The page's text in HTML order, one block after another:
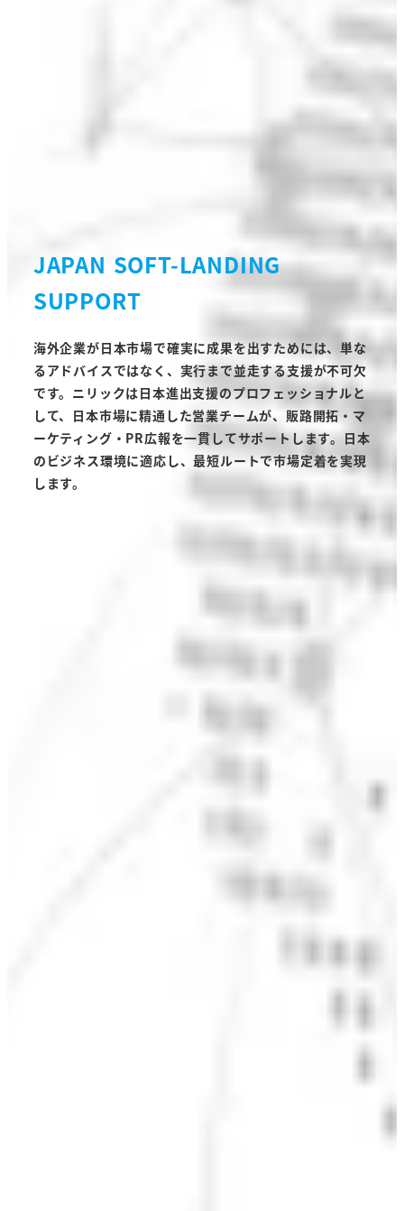
JAPAN SOFT-LANDING
SUPPORT
海外企業が日本市場で確実に成果を出すためには、単な
るアドバイスではなく、実行まで並走する支援が不可欠
です。ニリックは日本進出支援のプロフェッショナルと
して、日本市場に精通した営業チームが、販路開拓・マ
ーケティング・PR広報を一貫してサポートします。日本
のビジネス環境に適応し、最短ルートで市場定着を実現
します。